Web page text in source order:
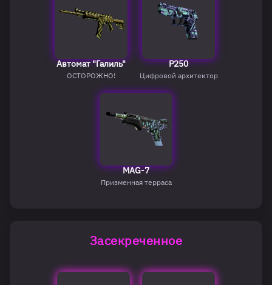
Автомат "Галиль"
ОСТОРОЖНО!
P250
Цифровой архитектор
MAG-7
Призменная терраса
Засекреченное